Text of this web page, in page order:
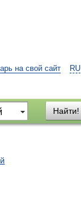
RU
на свой сайт
Найти!